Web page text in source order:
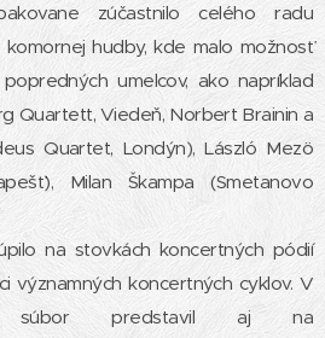
zúčastnilo celého radu
hudby, kde malo možnosť
umelcov, ako napríklad
Quartett, Viedeň, Norbert Brainin a
Quartet, Londýn), László Mezö
Milan Škampa (Smetanovo
na stovkách koncertných pódií
významných koncertných cyklov. V
súbor predstavil aj na